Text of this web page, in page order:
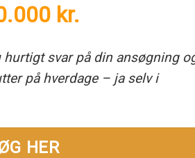
kr.
hurtigt svar på din ansøgning
på hverdage – ja selv i
HER